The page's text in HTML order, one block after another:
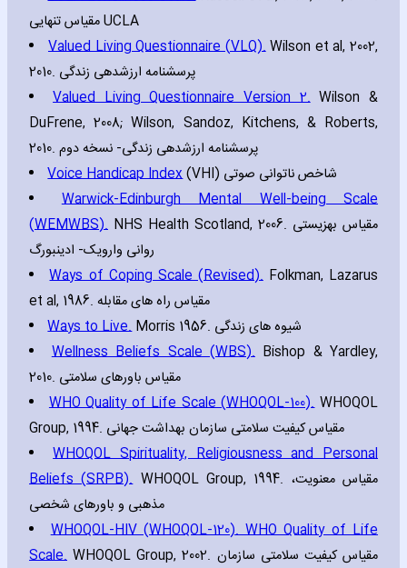
مقیاس تنهایی UCLA
Valued Living Questionnaire (VLQ).Wilson et al‚ 2002‚
2010. پرسشنامه ارزشدهی زندگی
Valued Living Questionnaire Version 2.Wilson &
DuFrene‚ 2008; Wilson‚ Sandoz‚ Kitchens‚ & Roberts‚
2010. پرسشنامه ارزشدهی زندگی- نسخه دوم
Voice Handicap Index
(VHI) شاخص ناتوانی صوتی
Warwick-Edinburgh Mental Well-being Scale
(WEMWBS). NHS Health Scotland‚ 2006. مقیاس بهزیستی
روانی وارویک- ادینبورگ
Ways of Coping Scale (Revised).Folkman‚ Lazarus
et al‚ 1986. مقیاس راه های مقابله
Ways to Live.
Morris 1956. شیوه های زندگی
Wellness Beliefs Scale (WBS).Bishop & Yardley‚
2010. مقیاس باورهای سلامتی
WHO Quality of Life Scale (WHOQOL-100).WHOQOL
Group‚ 1994. مقیاس کیفیت سلامتی سازمان بهداشت جهانی
WHOQOL Spirituality‚ Religiousness and Personal
Beliefs (SRPB).WHOQOL Group‚ 1994. مقیاس معنویت،
مذهبی و باورهای شخصی
WHOQOL-HIV (WHOQOL-120). WHO Quality of Life
Scale. WHOQOL Group‚ 2002. مقیاس کیفیت سلامتی سازمان